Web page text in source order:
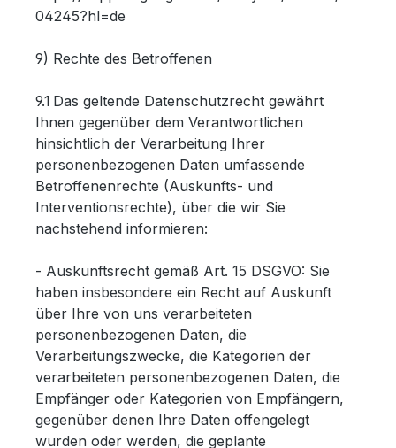
04245?hl=de
9) Rechte des Betroffenen
9.1 Das geltende Datenschutzrecht gewährt
Ihnen gegenüber dem Verantwortlichen
hinsichtlich der Verarbeitung Ihrer
personenbezogenen Daten umfassende
Betroffenenrechte (Auskunfts- und
Interventionsrechte), über die wir Sie
nachstehend informieren:
- Auskunftsrecht gemäß Art. 15 DSGVO: Sie
haben insbesondere ein Recht auf Auskunft
über Ihre von uns verarbeiteten
personenbezogenen Daten, die
Verarbeitungszwecke, die Kategorien der
verarbeiteten personenbezogenen Daten, die
Empfänger oder Kategorien von Empfängern,
gegenüber denen Ihre Daten offengelegt
wurden oder werden, die geplante